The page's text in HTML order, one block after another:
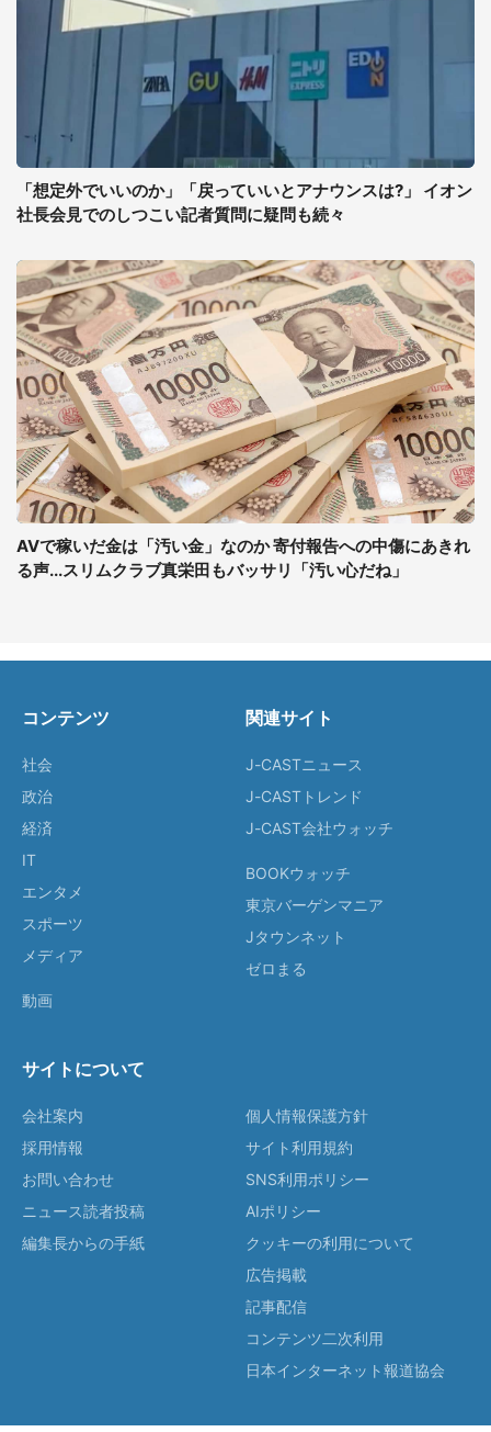
「想定外でいいのか」「戻っていいとアナウンスは?」 イオン
社長会見でのしつこい記者質問に疑問も続々
AVで稼いだ金は「汚い金」なのか 寄付報告への中傷にあきれ
る声...スリムクラブ真栄田もバッサリ「汚い心だね」
コンテンツ
社会
政治
経済
IT
エンタメ
スポーツ
メディア
動画
関連サイト
J-CASTニュース
J-CASTトレンド
J-CAST会社ウォッチ
BOOKウォッチ
東京バーゲンマニア
Jタウンネット
ゼロまる
サイトについて
会社案内
採用情報
お問い合わせ
ニュース読者投稿
編集長からの手紙
個人情報保護方針
サイト利用規約
SNS利用ポリシー
AIポリシー
クッキーの利用について
広告掲載
記事配信
コンテンツ二次利用
日本インターネット報道協会